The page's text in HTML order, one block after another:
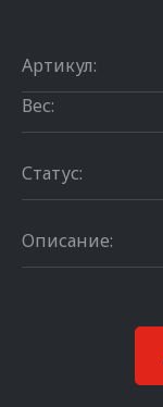
Артикул:
Вес:
Статус:
Описание: